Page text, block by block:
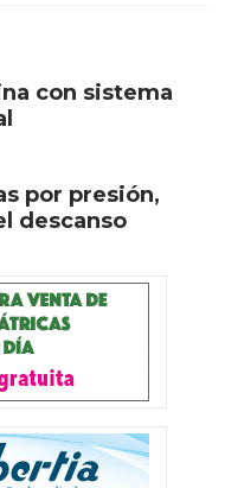
con sistema
por presión,
descanso